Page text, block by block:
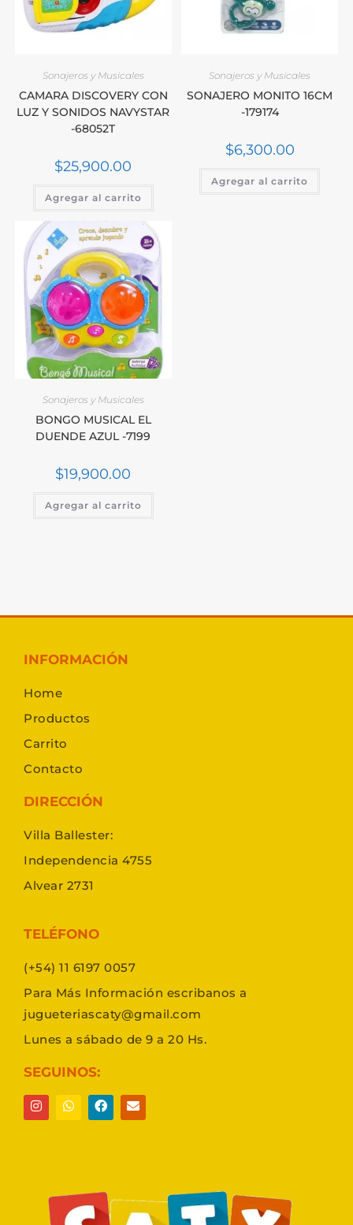
Sonajeros y Musicales
CAMARA DISCOVERY CON
LUZ Y SONIDOS NAVYSTAR
-68052T
$25,900.00
Agregar al carrito
Sonajeros y Musicales
SONAJERO MONITO 16CM
-179174
$6,300.00
Agregar al carrito
Sonajeros y Musicales
BONGO MUSICAL EL
DUENDE AZUL -7199
$19,900.00
Agregar al carrito
INFORMACIÓN
Home
Productos
Carrito
Contacto
DIRECCIÓN
Villa Ballester:
Independencia 4755
Alvear 2731
TELÉFONO
(+54) 11 6197 0057
Para Más Información escribanos a
jugueteriascaty@gmail.com
Lunes a sábado de 9 a 20 Hs.
SEGUINOS: